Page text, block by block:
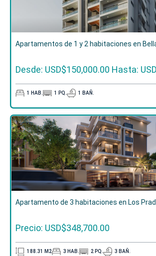
Apartamentos de 1 y 2 habitaciones en Bella
Desde: USD$150,000.00 Hasta:
1 HAB. 1 PQ. 1 BAÑ.
Apartamento de 3 habitaciones en Los
Precio: USD$348,700.00
188.31 M2 3 HAB. 2 PQ. 3 BAÑ.